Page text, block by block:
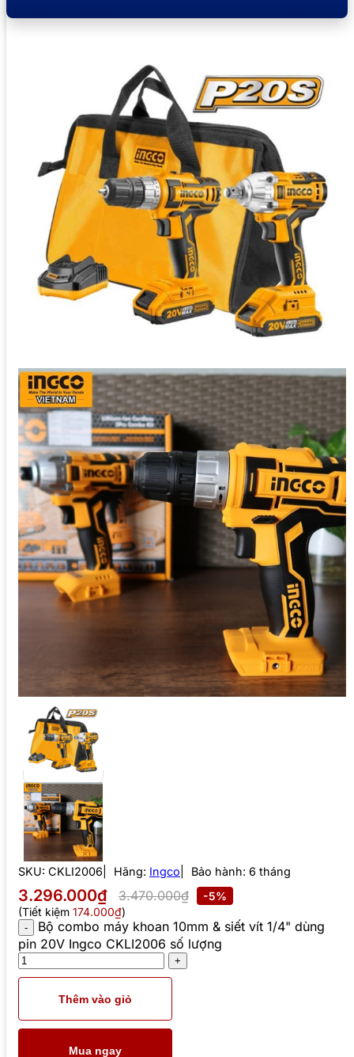
SKU: CKLI2006 Hãng: Ingco Bảo hành: 6 tháng
3.296.000₫ 3.470.000₫
-5%
(Tiết kiệm 174.000₫)
Bộ combo máy khoan 10mm & siết vít 1/4" dùng
pin 20V Ingco CKLI2006 số lượng
Thêm vào giỏ
Mua ngay